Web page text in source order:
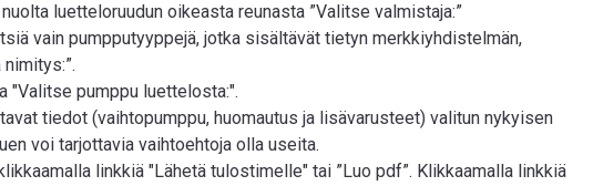
luetteloruudun oikeasta reunasta ”Valitse valmistaja:”
vain pumpputyyppejä, jotka sisältävät tietyn merkkiyhdistelmän,
"Valitse pumppu luettelosta:".
tiedot (vaihtopumppu, huomautus ja lisävarusteet) valitun nykyisen
voi tarjottavia vaihtoehtoja olla useita.
linkkiä "Lähetä tulostimelle" tai ”Luo pdf”. Klikkaamalla linkkiä